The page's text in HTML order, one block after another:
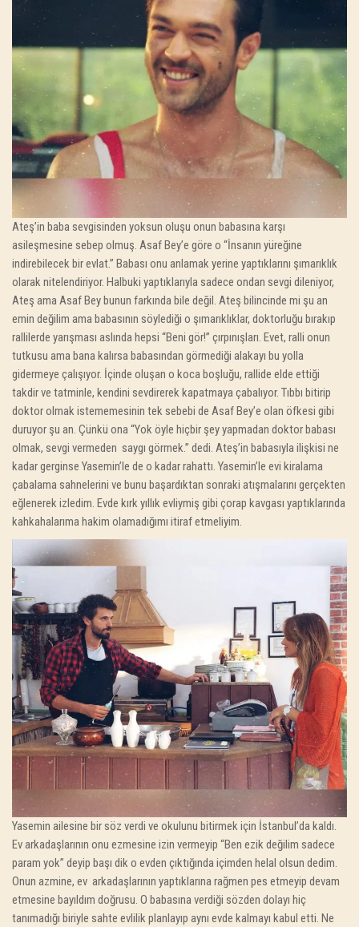
Ateş’in baba sevgisinden yoksun oluşu onun babasına karşı
asileşmesine sebep olmuş. Asaf Bey’e göre o “İnsanın yüreğine
indirebilecek bir evlat.” Babası onu anlamak yerine yaptıklarını şımarıklık
olarak nitelendiriyor. Halbuki yaptıklarıyla sadece ondan sevgi dileniyor,
Ateş ama Asaf Bey bunun farkında bile değil. Ateş bilincinde mi şu an
emin değilim ama babasının söylediği o şımarıklıklar, doktorluğu bırakıp
rallilerde yarışması aslında hepsi “Beni gör!” çırpınışları. Evet, ralli onun
tutkusu ama bana kalırsa babasından görmediği alakayı bu yolla
gidermeye çalışıyor. İçinde oluşan o koca boşluğu, rallide elde ettiği
takdir ve tatminle, kendini sevdirerek kapatmaya çabalıyor. Tıbbı bitirip
doktor olmak istememesinin tek sebebi de Asaf Bey’e olan öfkesi gibi
duruyor şu an. Çünkü ona “Yok öyle hiçbir şey yapmadan doktor babası
olmak, sevgi vermeden saygı görmek.” dedi. Ateş’in babasıyla ilişkisi ne
kadar gerginse Yasemin’le de o kadar rahattı. Yasemin’le evi kiralama
çabalama sahnelerini ve bunu başardıktan sonraki atışmalarını gerçekten
eğlenerek izledim. Evde kırk yıllık evliymiş gibi çorap kavgası yaptıklarında
kahkahalarıma hakim olamadığımı itiraf etmeliyim.
Yasemin ailesine bir söz verdi ve okulunu bitirmek için İstanbul’da kaldı.
Ev arkadaşlarının onu ezmesine izin vermeyip “Ben ezik değilim sadece
param yok” deyip başı dik o evden çıktığında içimden helal olsun dedim.
Onun azmine, ev arkadaşlarının yaptıklarına rağmen pes etmeyip devam
etmesine bayıldım doğrusu. O babasına verdiği sözden dolayı hiç
tanımadığı biriyle sahte evlilik planlayıp aynı evde kalmayı kabul etti. Ne